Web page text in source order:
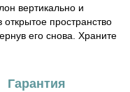
вертикально и
пространство
его снова. Храните
Гарантия